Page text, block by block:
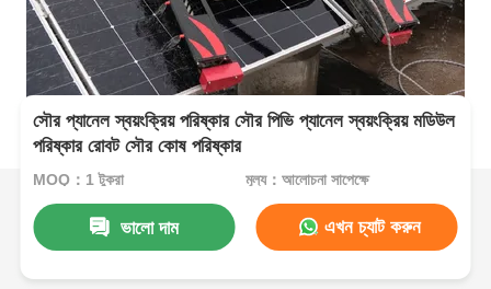
সৌর প্যানেল স্বয়ংক্রিয় পরিষ্কার সৌর পিভি প্যানেল স্বয়ংক্রিয় মডিউল
পরিষ্কার রোবট সৌর কোষ পরিষ্কার
MOQ：1 টুকরা মূল্য：আলোচনা সাপেক্ষে
ভালো দাম এখন চ্যাট করুন